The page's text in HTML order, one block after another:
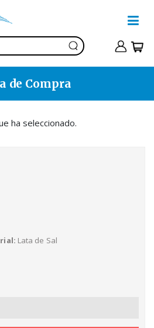
Honorato
Villa, Laura
de Compra
ha seleccionado.
Lata de Sal